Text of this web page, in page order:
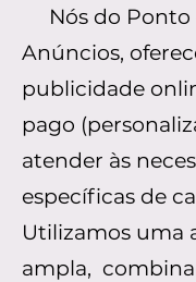
Nós do Ponto
Anúncios,
publicidade
pago
atender às
específicas de
Utilizamos uma
ampla,